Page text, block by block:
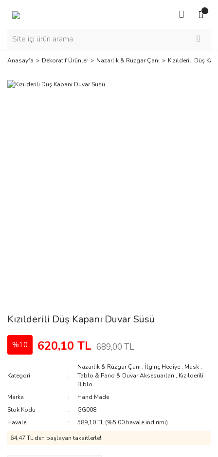
Anasayfa Dekoratif Ürünler Nazarlık & Rüzgar Çanı Kızılderili Düş
Kızılderili Düş Kapanı Duvar Süsü
%10 620,10 TL 689,00 TL
Kategori
Nazarlık & Rüzgar Çanı , İlginç Hediye , Mask ,
Tablo & Pano & Duvar Aksesuarları , Kızılderili
Biblo
Marka
Hand Made
Stok Kodu
GG008
Havale
589,10 TL (%5,00 havale indirimi)
64,47 TL den başlayan taksitlerle!!